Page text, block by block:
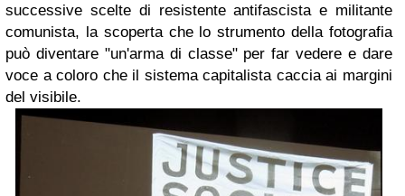
successive scelte di resistente antifascista e militante
comunista, la scoperta che lo strumento della fotografia
può diventare "un'arma di classe" per far vedere e dare
voce a coloro che il sistema capitalista caccia ai margini
del visibile.